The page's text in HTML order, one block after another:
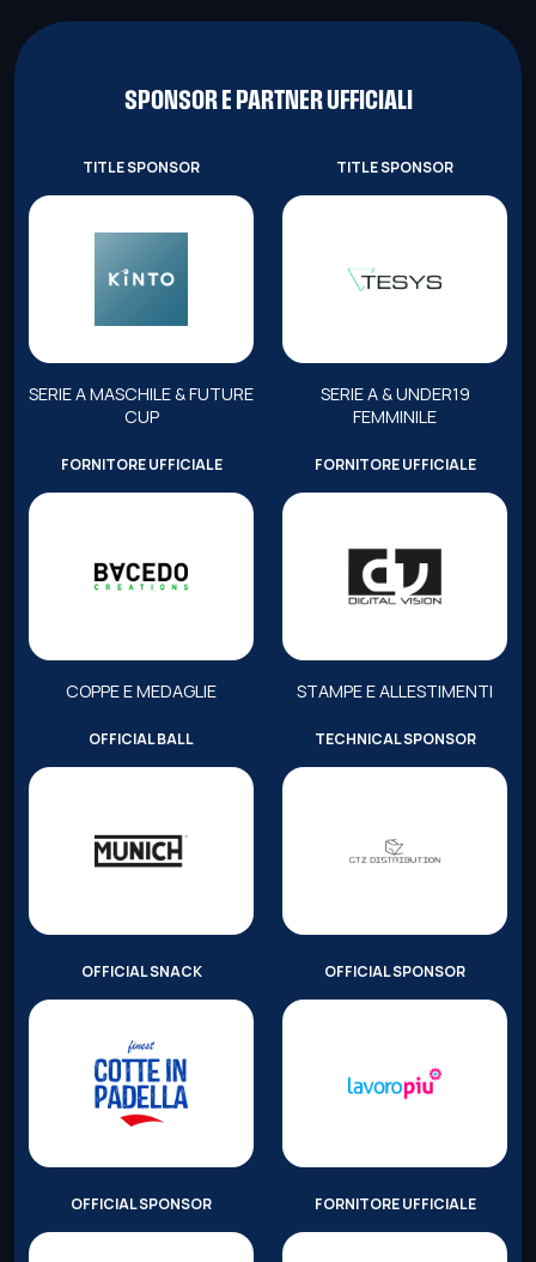
SPONSOR E PARTNER UFFICIALI
TITLE SPONSOR
SERIE A MASCHILE & FUTURE
CUP
TITLE SPONSOR
SERIE A & UNDER19
FEMMINILE
FORNITORE UFFICIALE
COPPE E MEDAGLIE
FORNITORE UFFICIALE
STAMPE E ALLESTIMENTI
OFFICIAL BALL TECHNICAL SPONSOR
OFFICIAL SNACK OFFICIAL SPONSOR
OFFICIAL SPONSOR FORNITORE UFFICIALE